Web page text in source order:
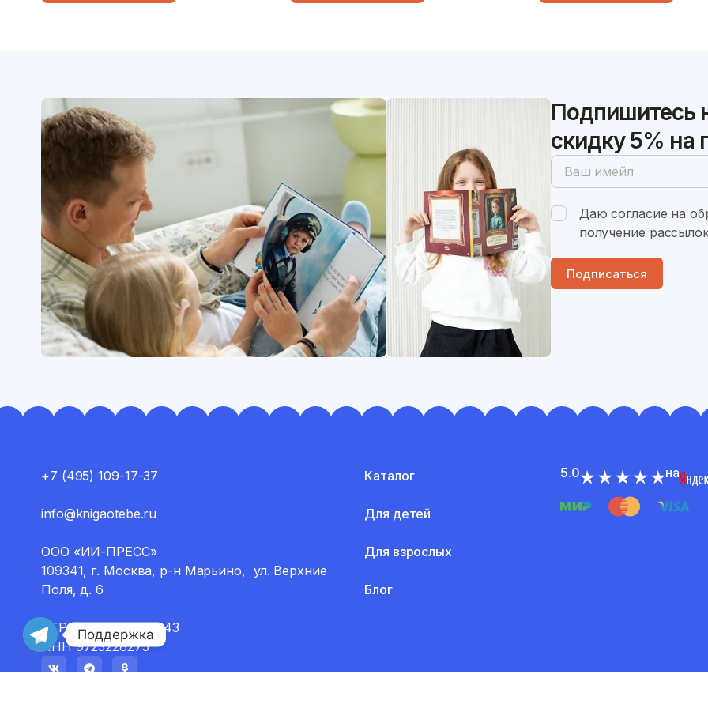
цветов, узнать, какого цвета
прогулку в карете, помочь маме
как строительный кран
Подпишитесь
скидку 5% на
Даю согласие на
получение
Подписаться
+7 (495) 109-17-37
info@knigaotebe.ru
ООО «ИИ-ПРЕСС»
109341, г. Москва, р-н Марьино, ул. Верхние
Поля, д. 6
ОГРН 1247700286943
ИНН 9723228275
Каталог
Для детей
Для взрослых
Блог
5.0 на
Поддержка